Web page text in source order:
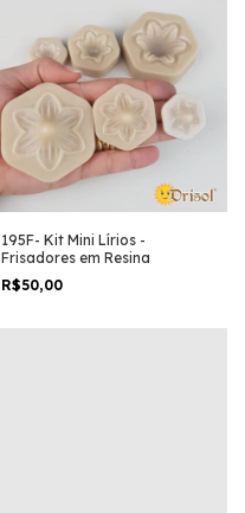
195F- Kit Mini Lírios -
Frisadores em Resina
R$50,00